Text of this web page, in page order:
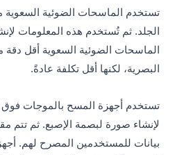
تستخدم الماسحات الضوئية السعوية
الجلد. ثم تُستخدم هذه المعلومات
الماسحات الضوئية السعوية أقل
البصرية، لكنها أقل تكلفة عادةً.
تستخدم أجهزة المسح بالموجات
لإنشاء صورة لبصمة الإصبع. ثم تتم
بيانات للمستخدمين المصرح لهم.